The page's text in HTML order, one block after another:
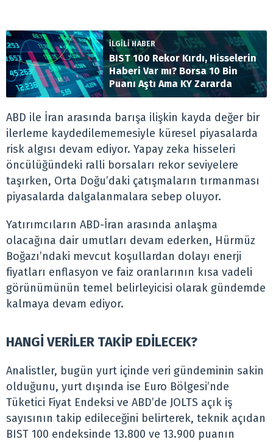
İLGİLİ HABER
BIST 100 Rekor Kırdı, Hisselerin
Haberi Var mı? Borsa 10 Bin
Puanı Aştı Ama KY Zararda
ABD ile İran arasında barışa ilişkin kayda değer bir
ilerleme kaydedilememesiyle küresel piyasalarda
risk algısı devam ediyor. Yapay zeka hisseleri
öncülüğündeki ralli borsaları rekor seviyelere
taşırken, Orta Doğu’daki çatışmaların tırmanması
piyasalarda dalgalanmalara sebep oluyor.
Yatırımcıların ABD-İran arasında anlaşma
olacağına dair umutları devam ederken, Hürmüz
Boğazı’ndaki mevcut koşullardan dolayı enerji
fiyatları enflasyon ve faiz oranlarının kısa vadeli
görünümünün temel belirleyicisi olarak gündemde
kalmaya devam ediyor.
HANGİ VERİLER TAKİP EDİLECEK?
Analistler, bugün yurt içinde veri gündeminin sakin
olduğunu, yurt dışında ise Euro Bölgesi’nde
Tüketici Fiyat Endeksi ve ABD’de JOLTS açık iş
sayısının takip edileceğini belirterek, teknik açıdan
BIST 100 endeksinde 13.800 ve 13.900 puanın